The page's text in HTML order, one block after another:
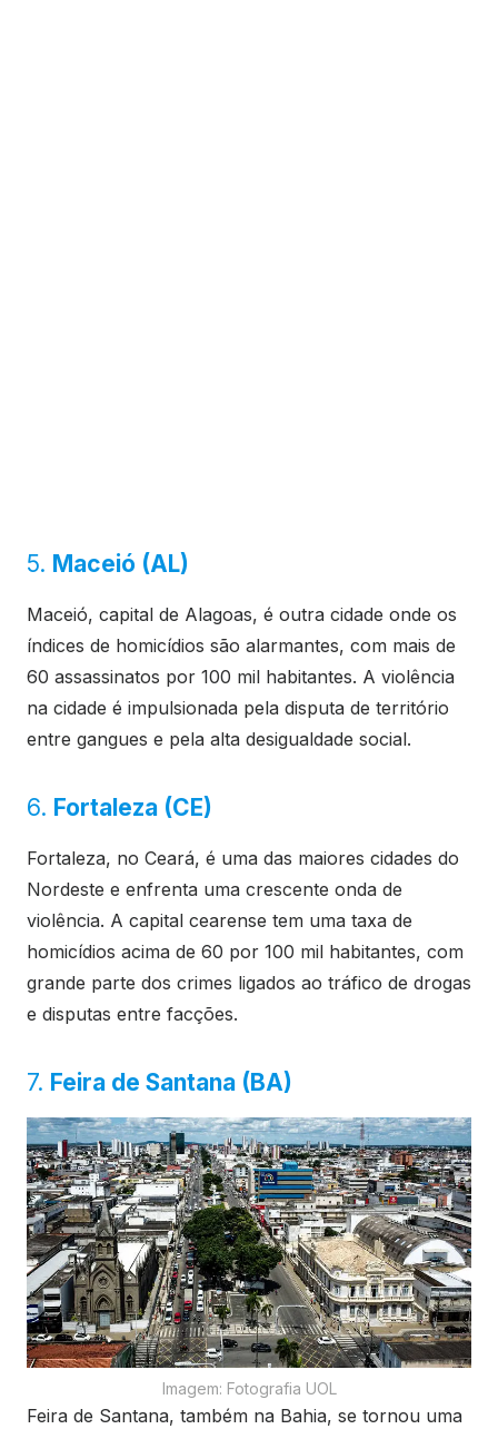
5. Maceió (AL)
Maceió, capital de Alagoas, é outra cidade onde os
índices de homicídios são alarmantes, com mais de
60 assassinatos por 100 mil habitantes. A violência
na cidade é impulsionada pela disputa de território
entre gangues e pela alta desigualdade social.
6. Fortaleza (CE)
Fortaleza, no Ceará, é uma das maiores cidades do
Nordeste e enfrenta uma crescente onda de
violência. A capital cearense tem uma taxa de
homicídios acima de 60 por 100 mil habitantes, com
grande parte dos crimes ligados ao tráfico de drogas
e disputas entre facções.
7. Feira de Santana (BA)
Imagem: Fotografia UOL
Feira de Santana, também na Bahia, se tornou uma